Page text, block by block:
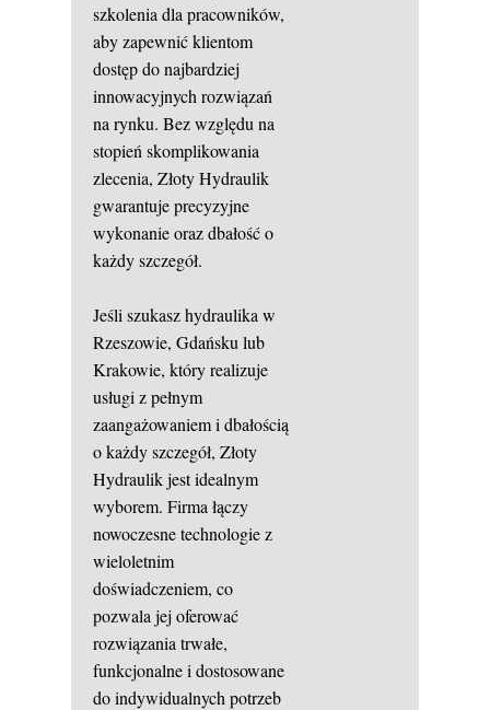
szkolenia dla pracowników,
aby zapewnić klientom
dostęp do najbardziej
innowacyjnych rozwiązań
na rynku. Bez względu na
stopień skomplikowania
zlecenia, Złoty Hydraulik
gwarantuje precyzyjne
wykonanie oraz dbałość o
każdy szczegół.
Jeśli szukasz hydraulika w
Rzeszowie, Gdańsku lub
Krakowie, który realizuje
usługi z pełnym
zaangażowaniem i dbałością
o każdy szczegół, Złoty
Hydraulik jest idealnym
wyborem. Firma łączy
nowoczesne technologie z
wieloletnim
doświadczeniem, co
pozwala jej oferować
rozwiązania trwałe,
funkcjonalne i dostosowane
do indywidualnych potrzeb